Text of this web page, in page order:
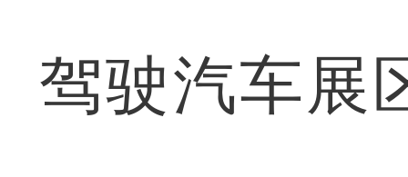
驾驶汽车展